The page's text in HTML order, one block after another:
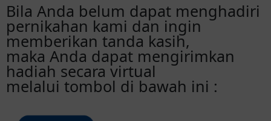
Bila Anda belum dapat menghadiri
pernikahan kami dan ingin
memberikan tanda kasih,
maka Anda dapat mengirimkan
hadiah secara virtual
melalui tombol di bawah ini :